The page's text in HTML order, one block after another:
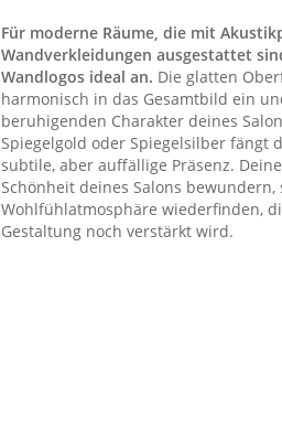
Für moderne Räume, die mit
Wandverkleidungen ausgestattet
Wandlogos ideal an. Die glatten
harmonisch in das Gesamtbild ein
beruhigenden Charakter deines
Spiegelgold oder Spiegelsilber fängt
subtile, aber auffällige Präsenz.
Schönheit deines Salons
Wohlfühlatmosphäre wiederfinden,
Gestaltung noch verstärkt wird.